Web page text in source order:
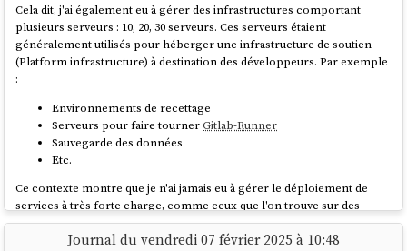
Server Frying
") : Il s'agit de déployer un
serveur "nu" et de le configurer et de l'installer à la volée,
en utilisant des outils d'automatisation tels que Ansible,
Puppet ou Chef. Cette approche permet de personnaliser la
spécifiques de l'application ou du service.
Cela dit, j'ai également eu à gérer des infrastructures comportant
plusieurs serveurs : 10, 20, 30 serveurs. Ces serveurs étaient
généralement utilisés pour héberger une infrastructure de soutien
(Platform infrastructure) à destination des développeurs. Par exemple
:
Environnements de recettage
Serveurs pour faire tournerGitlab-Runner
Sauvegarde des données
Etc.
Ce contexte montre que je n'ai jamais eu à gérer le déploiement de
services à très forte charge, comme ceux que l'on trouve sur des
plateformes telles que Deezer, le site des impôts, Radio France,
Meetic, la Fnac, Cdiscount, France Travail, Blablacar, ou encore
Journal du vendredi 07 février 2025 à 10:48